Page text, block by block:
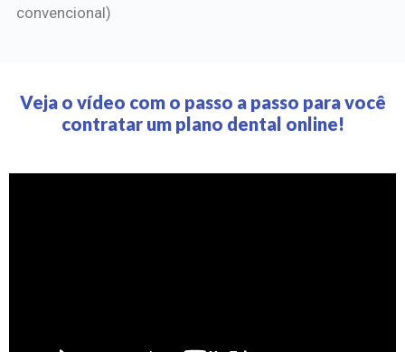
convencional)
Veja o vídeo com o passo a passo para você
contratar um plano dental online!